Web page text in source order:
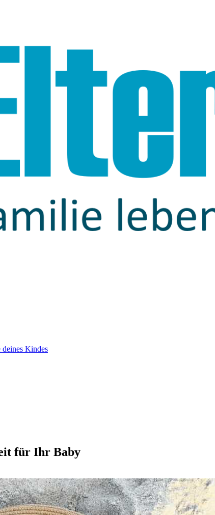
Kindes
für Ihr Baby